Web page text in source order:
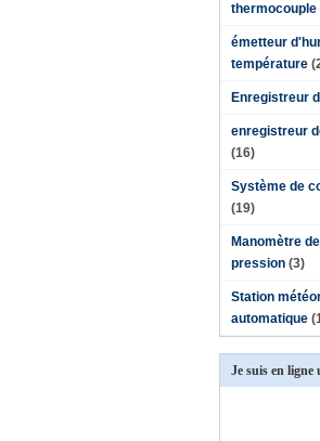
thermocouple
émetteur
température
Enregistreur
enregistreur
(16)
Système de
(19)
Manomètre
pression (3)
Station
automatique
Je suis en ligne